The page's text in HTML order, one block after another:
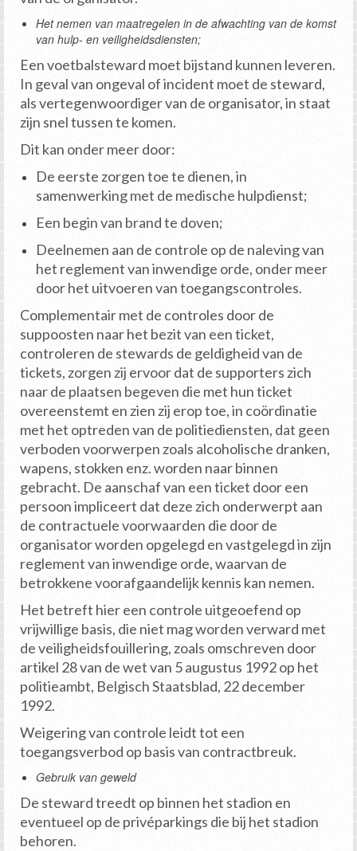
Het nemen van maatregelen in de afwachting van de komst
van hulp- en veiligheidsdiensten;
Een voetbalsteward moet bijstand kunnen leveren.
In geval van ongeval of incident moet de steward,
als vertegenwoordiger van de organisator, in staat
zijn snel tussen te komen.
Dit kan onder meer door:
De eerste zorgen toe te dienen, in
samenwerking met de medische hulpdienst;
Een begin van brand te doven;
Deelnemen aan de controle op de naleving van
het reglement van inwendige orde, onder meer
door het uitvoeren van toegangscontroles.
Complementair met de controles door de
suppoosten naar het bezit van een ticket,
controleren de stewards de geldigheid van de
tickets, zorgen zij ervoor dat de supporters zich
naar de plaatsen begeven die met hun ticket
overeenstemt en zien zij erop toe, in coördinatie
met het optreden van de politiediensten, dat geen
verboden voorwerpen zoals alcoholische dranken,
wapens, stokken enz. worden naar binnen
gebracht. De aanschaf van een ticket door een
persoon impliceert dat deze zich onderwerpt aan
de contractuele voorwaarden die door de
organisator worden opgelegd en vastgelegd in zijn
reglement van inwendige orde, waarvan de
betrokkene voorafgaandelijk kennis kan nemen.
Het betreft hier een controle uitgeoefend op
vrijwillige basis, die niet mag worden verward met
de veiligheidsfouillering, zoals omschreven door
artikel 28 van de wet van 5 augustus 1992 op het
politieambt, Belgisch Staatsblad, 22 december
1992.
Weigering van controle leidt tot een
toegangsverbod op basis van contractbreuk.
Gebruik van geweld
De steward treedt op binnen het stadion en
eventueel op de privéparkings die bij het stadion
behoren.